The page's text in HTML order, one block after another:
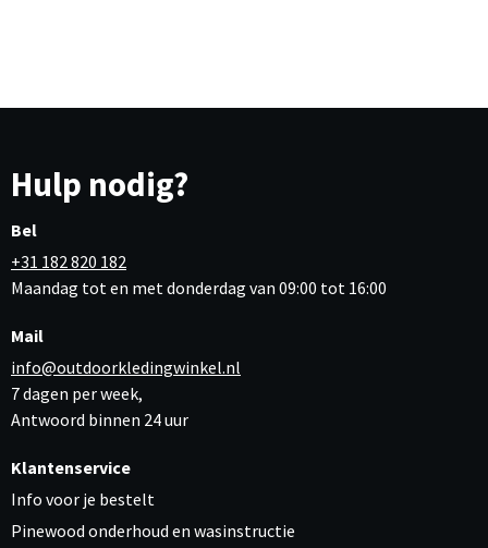
Hulp nodig?
Bel
+31 182 820 182
Maandag tot en met donderdag van 09:00 tot 16:00
Mail
info@outdoorkledingwinkel.nl
7 dagen per week,
Antwoord binnen 24 uur
Klantenservice
Info voor je bestelt
Pinewood onderhoud en wasinstructie